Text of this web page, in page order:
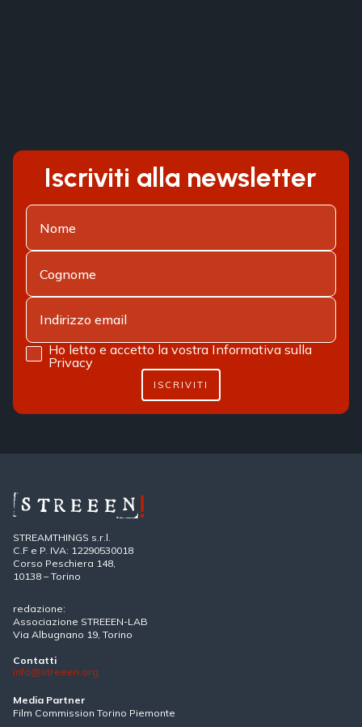
Iscriviti alla newsletter
Ho letto e accetto la vostra Informativa sulla
Privacy
ISCRIVITI
STREAMTHINGS s.r.l.
C.F e P. IVA: 12290530018
Corso Peschiera 148,
10138 – Torino
redazione:
Associazione STREEEN-LAB
Via Albugnano 19, Torino
Contatti
info@streeen.org
Media Partner
Film Commission Torino Piemonte